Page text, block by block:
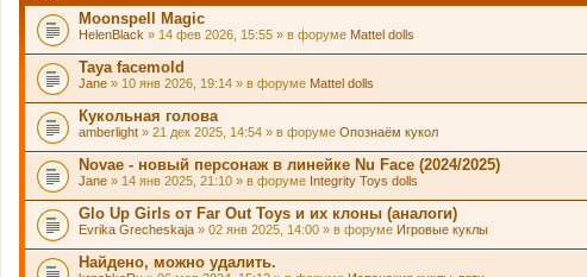
Moonspell Magic
HelenBlack » 14 фев 2026, 15:55 » в форуме Mattel dolls
Taya facemold
Jane » 10 янв 2026, 19:14 » в форуме Mattel dolls
Кукольная голова
amberlight » 21 дек 2025, 14:54 » в форуме Опознаём кукол
Novae - новый персонаж в линейке Nu Face (2024/2025)
Jane » 14 янв 2025, 21:10 » в форуме Integrity Toys dolls
Glo Up Girls от Far Out Toys и их клоны (аналоги)
Evrika Grecheskaja » 02 янв 2025, 14:00 » в форуме Игровые куклы
Найдено, можно удалить.